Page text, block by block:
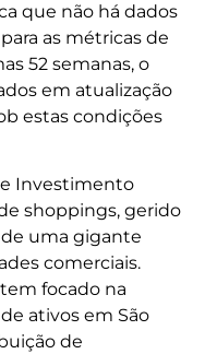
que não há dados
as métricas de
52 semanas, o
em atualização
estas condições
Investimento
shoppings, gerido
de uma gigante
comerciais.
focado na
ativos em São
de